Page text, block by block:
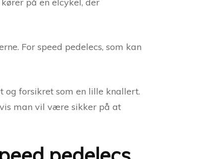
på en elcykel, der
For speed pedelecs, som kan
forsikret som en lille knallert.
man vil være sikker på at